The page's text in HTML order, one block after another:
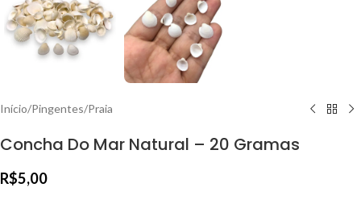
Início/Pingentes/Praia
Concha Do Mar Natural – 20 Gramas
R$5,00